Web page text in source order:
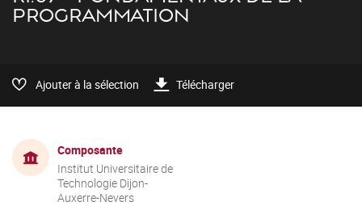
PROGRAMMATION
Ajouter à la sélection Télécharger
Composante
Institut Universitaire de
Technologie Dijon-
Auxerre-Nevers